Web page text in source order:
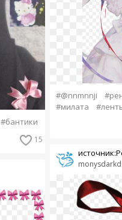
#бантики
15
#@nnmnnji
#милата